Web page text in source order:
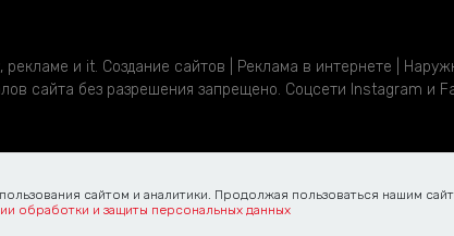
и it. Создание сайтов | Реклама в интернете |
сайта без разрешения запрещено. Соцсети Instagram и
сайтом и аналитики. Продолжая пользоваться нашим
обработки и защиты персональных данных